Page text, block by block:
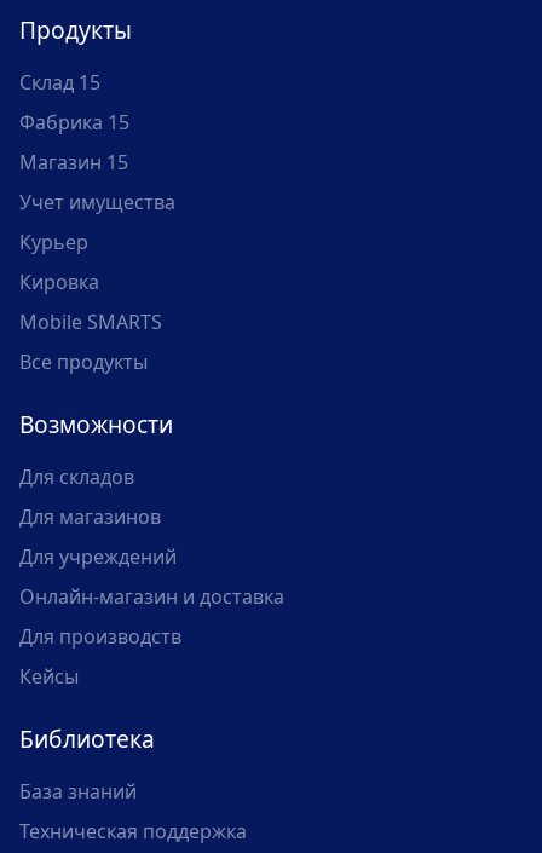
Продукты
Склад 15
Фабрика 15
Магазин 15
Учет имущества
Курьер
Кировка
Mobile SMARTS
Все продукты
Возможности
Для складов
Для магазинов
Для учреждений
Онлайн-магазин и доставка
Для производств
Кейсы
Библиотека
База знаний
Техническая поддержка